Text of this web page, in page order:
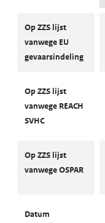
Op ZZS lijst
vanwege EU
gevaarsindeling
Op ZZS lijst
vanwege REACH
SVHC
Op ZZS lijst
vanwege OSPAR
Datum